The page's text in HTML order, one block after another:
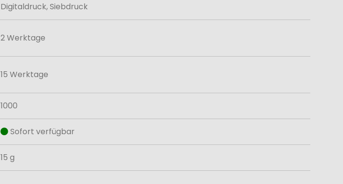
Digitaldruck, Siebdruck
2 Werktage
15 Werktage
1000
Sofort verfügbar
15 g